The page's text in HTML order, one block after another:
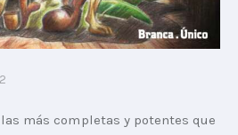
más completas y potentes que